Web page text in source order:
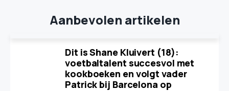
Aanbevolen artikelen
Dit is Shane Kluivert (18):
voetbaltalent succesvol met
kookboeken en volgt vader
Patrick bij Barcelona op